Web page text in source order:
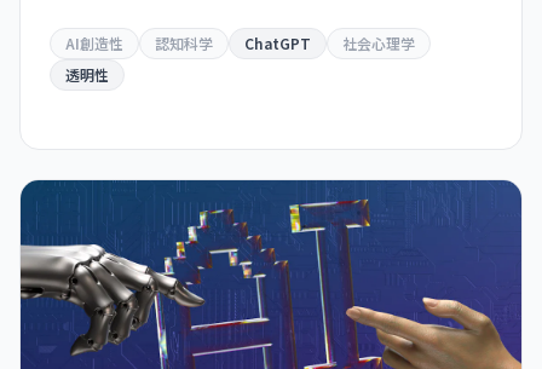
AI創造性 認知科学 ChatGPT
社会心理学
透明性